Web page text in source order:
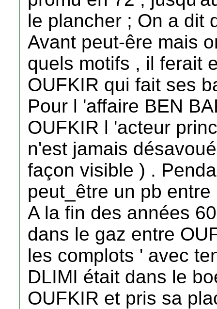
le plancher ; On a dit
Avant peut-êre mais
quels motifs , il ferait
OUFKIR qui fait ses
Pour l 'affaire BEN
OUFKIR l 'acteur
n'est jamais
façon visible ) .
peut_être un pb
A la fin des années
dans le gaz entre
les complots ' avec
DLIMI était dans le
OUFKIR et pris sa